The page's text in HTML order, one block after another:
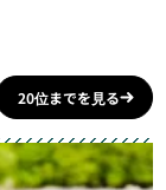
20位までを見る